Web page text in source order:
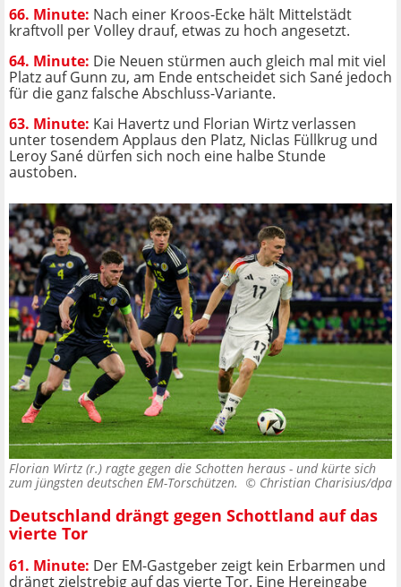
66. Minute: Nach einer Kroos-Ecke hält Mittelstädt
kraftvoll per Volley drauf, etwas zu hoch angesetzt.
64. Minute: Die Neuen stürmen auch gleich mal mit viel
Platz auf Gunn zu, am Ende entscheidet sich Sané jedoch
für die ganz falsche Abschluss-Variante.
63. Minute: Kai Havertz und Florian Wirtz verlassen
unter tosendem Applaus den Platz, Niclas Füllkrug und
Leroy Sané dürfen sich noch eine halbe Stunde
austoben.
Florian Wirtz (r.) ragte gegen die Schotten heraus - und kürte sich
zum jüngsten deutschen EM-Torschützen. © Christian Charisius/dpa
Deutschland drängt gegen Schottland auf das
vierte Tor
61. Minute: Der EM-Gastgeber zeigt kein Erbarmen und
drängt zielstrebig auf das vierte Tor. Eine Hereingabe